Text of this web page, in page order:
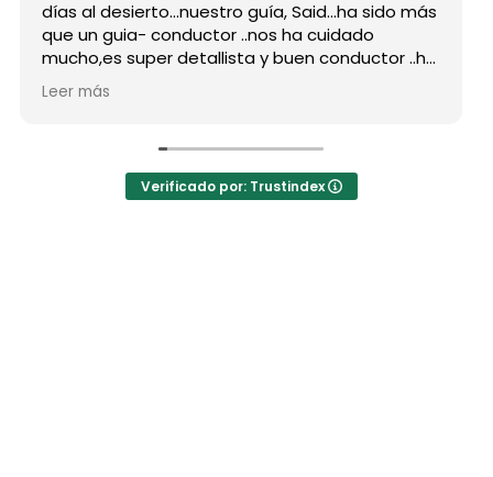
días al desierto...nuestro guía, Said...ha sido más
que un guia- conductor ..nos ha cuidado
mucho,es super detallista y buen conductor ..ha
estado atento a todas nuestras peticiones y
nos ha enseñado muchos lugares
persona..Gracias Said.
En cuanto a la agencia,..súper agradecida a Mila
Leer más
Verificado por: Trustindex